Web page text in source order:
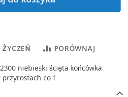
PORÓWNAJ
niebieski ścięta końcówka
co 1